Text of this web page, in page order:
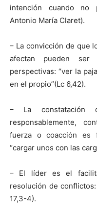
intención cuando no
Antonio María Claret).
– La convicción de que
afectan pueden ser
perspectivas: “ver la
en el propio”(Lc 6,42).
– La
responsablemente,
fuerza o coacción es
“cargar unos con las
– El líder es el
resolución de
17,3-4).